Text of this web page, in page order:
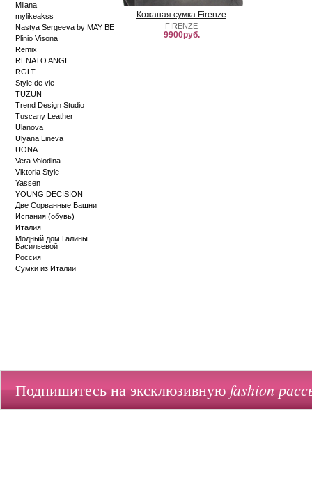
Milana
mylikeakss
Nastya Sergeeva by MAY BE
Plinio Visona
Remix
RENATO ANGI
RGLT
Style de vie
TÜZÜN
Trend Design Studio
Tuscany Leather
Ulanova
Ulyana Lineva
UONA
Vera Volodina
Viktoria Style
Yassen
YOUNG DECISION
Две Сорванные Башни
Испания (обувь)
Италия
Модный дом Галины
Васильевой
Россия
Сумки из Италии
Кожаная сумка Firenze
FIRENZE
9900руб.
Подпишитесь на эксклюзивнуюfashion